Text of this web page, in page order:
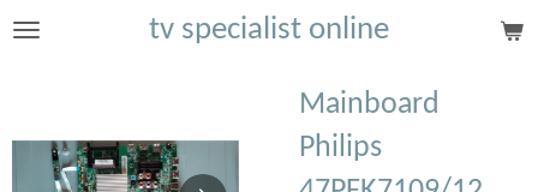
Ga
hoofdinhoud
tv specialist online
Mainboard
Philips